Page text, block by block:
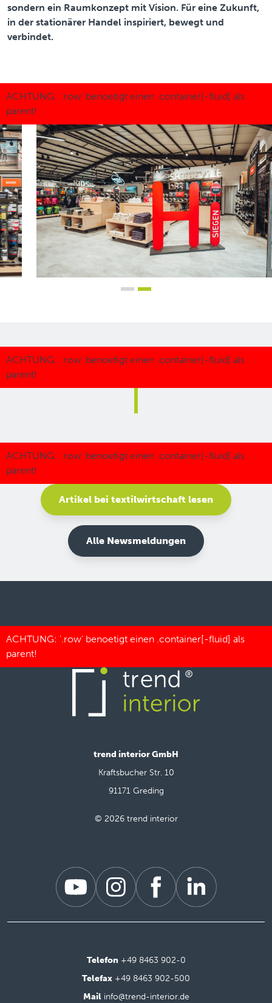
sondern ein Raumkonzept mit Vision. Für eine Zukunft,
in der stationärer Handel inspiriert, bewegt und
verbindet.
Artikel bei textilwirtschaft lesen
Alle Newsmeldungen
trend interior GmbH
Kraftsbucher Str. 10
91171 Greding
© 2026 trend interior
Telefon +49 8463 902-0
Telefax +49 8463 902-500
Mail info@trend-interior.de